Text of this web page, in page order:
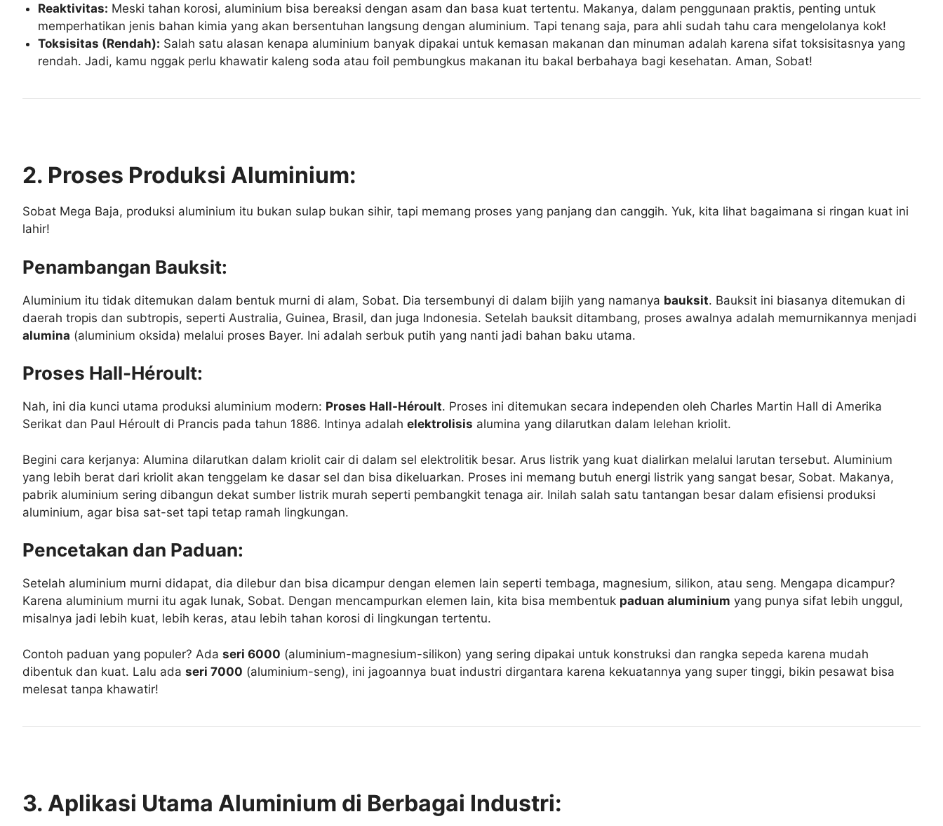
Reaktivitas: Meski tahan korosi, aluminium bisa bereaksi dengan asam dan basa kuat tertentu. Makanya, dalam penggunaan praktis, penting untuk
memperhatikan jenis bahan kimia yang akan bersentuhan langsung dengan aluminium. Tapi tenang saja, para ahli sudah tahu cara mengelolanya kok!
Toksisitas (Rendah): Salah satu alasan kenapa aluminium banyak dipakai untuk kemasan makanan dan minuman adalah karena sifat toksisitasnya yang
rendah. Jadi, kamu nggak perlu khawatir kaleng soda atau foil pembungkus makanan itu bakal berbahaya bagi kesehatan. Aman, Sobat!
2. Proses Produksi Aluminium:
Sobat Mega Baja, produksi aluminium itu bukan sulap bukan sihir, tapi memang proses yang panjang dan canggih. Yuk, kita lihat bagaimana si ringan kuat ini
lahir!
Penambangan Bauksit:
Aluminium itu tidak ditemukan dalam bentuk murni di alam, Sobat. Dia tersembunyi di dalam bijih yang namanya bauksit. Bauksit ini biasanya ditemukan di
daerah tropis dan subtropis, seperti Australia, Guinea, Brasil, dan juga Indonesia. Setelah bauksit ditambang, proses awalnya adalah memurnikannya menjadi
alumina (aluminium oksida) melalui proses Bayer. Ini adalah serbuk putih yang nanti jadi bahan baku utama.
Proses Hall-Héroult:
Nah, ini dia kunci utama produksi aluminium modern: Proses Hall-Héroult. Proses ini ditemukan secara independen oleh Charles Martin Hall di Amerika
Serikat dan Paul Héroult di Prancis pada tahun 1886. Intinya adalah elektrolisis alumina yang dilarutkan dalam lelehan kriolit.
Begini cara kerjanya: Alumina dilarutkan dalam kriolit cair di dalam sel elektrolitik besar. Arus listrik yang kuat dialirkan melalui larutan tersebut. Aluminium
yang lebih berat dari kriolit akan tenggelam ke dasar sel dan bisa dikeluarkan. Proses ini memang butuh energi listrik yang sangat besar, Sobat. Makanya,
pabrik aluminium sering dibangun dekat sumber listrik murah seperti pembangkit tenaga air. Inilah salah satu tantangan besar dalam efisiensi produksi
aluminium, agar bisa sat-set tapi tetap ramah lingkungan.
Pencetakan dan Paduan:
Setelah aluminium murni didapat, dia dilebur dan bisa dicampur dengan elemen lain seperti tembaga, magnesium, silikon, atau seng. Mengapa dicampur?
Karena aluminium murni itu agak lunak, Sobat. Dengan mencampurkan elemen lain, kita bisa membentuk paduan aluminium yang punya sifat lebih unggul,
misalnya jadi lebih kuat, lebih keras, atau lebih tahan korosi di lingkungan tertentu.
Contoh paduan yang populer? Ada seri 6000 (aluminium-magnesium-silikon) yang sering dipakai untuk konstruksi dan rangka sepeda karena mudah
dibentuk dan kuat. Lalu ada seri 7000 (aluminium-seng), ini jagoannya buat industri dirgantara karena kekuatannya yang super tinggi, bikin pesawat bisa
melesat tanpa khawatir!
3. Aplikasi Utama Aluminium di Berbagai Industri: